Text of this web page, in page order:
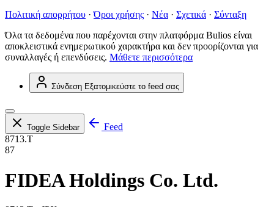
Πολιτική απορρήτου · Όροι χρήσης · Νέα · Σχετικά · Σύνταξη
Όλα τα δεδομένα που παρέχονται στην πλατφόρμα Bulios είναι
αποκλειστικά ενημερωτικού χαρακτήρα και δεν προορίζονται για
συναλλαγές ή επενδύσεις. Μάθετε περισσότερα
Σύνδεση Εξατομικεύστε το feed σας
Toggle Sidebar
Feed
8713.T
87
FIDEA Holdings Co. Ltd.